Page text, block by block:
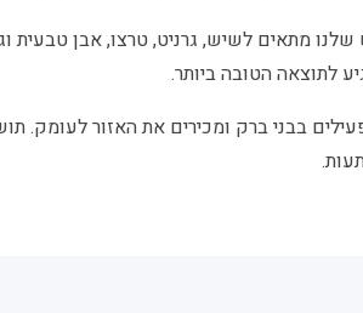
שלנו מתאים לשיש, גרניט, טרצו, אבן
לתוצאה הטובה ביותר.
בבני ברק ומכירים את האזור לעומק.